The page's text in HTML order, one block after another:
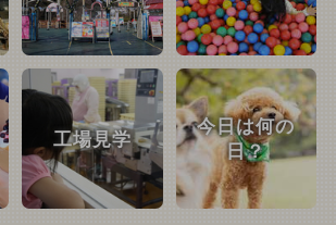
工場見学
今日は何の
日？